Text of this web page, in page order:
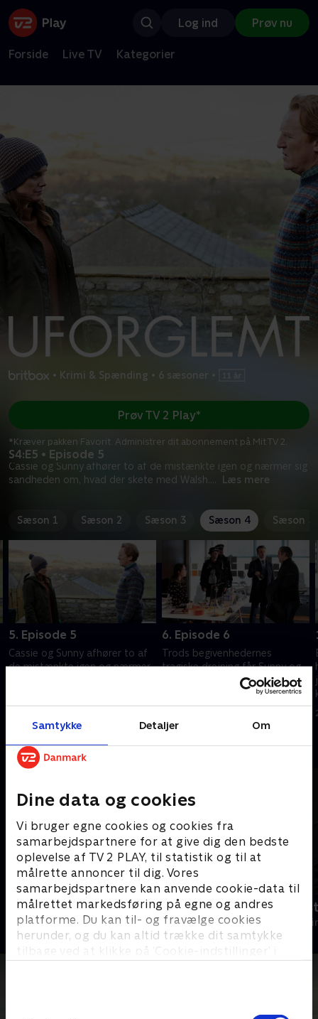
Samtykke Detaljer Om
Dine data og cookies
Vi bruger egne cookies og cookies fra
samarbejdspartnere for at give dig den bedste
oplevelse af TV 2 PLAY, til statistik og til at
målrette annoncer til dig. Vores
samarbejdspartnere kan anvende cookie-data til
målrettet markedsføring på egne og andres
platforme. Du kan til- og fravælge cookies
herunder, og du kan altid trække dit samtykke
tilbage ved at klikke på ’Cookie-indstillinger’ i
Log ind Prøv nu
Forside Live TV Kategorier
• Krimi & Spænding • 6 sæsoner
S4:E5 • Episode 5
Cassie og Sunny afhører to af de mistænkte igen og nærmer sig
sandheden om, hvad der skete med Walsh.... Læs mere
Prøv TV 2 Play*
*Kræver pakken Favorit. Administrer dit abonnement på Mit TV 2.
Sæson 1 Sæson 2 Sæson 3 Sæson 4 Sæson 5
5. Episode 5
Cassie og Sunny afhører to af
de mistænkte igen og nærmer
tror, hun måske har fundet
dødsårsagen.
6. Episode 6
Trods begivenhedernes
tragiske drejning får Sunny og
holdet snævret listen over
Andre så også
Mord på Mallorca
Krimi & Spænding • 2 sæsoner
Fornyet
Krimi &